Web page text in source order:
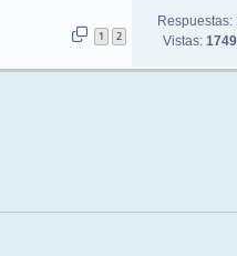
1 2
Respuestas:
Vistas: